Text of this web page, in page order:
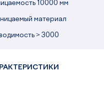
10000 мм
материал
> 3000